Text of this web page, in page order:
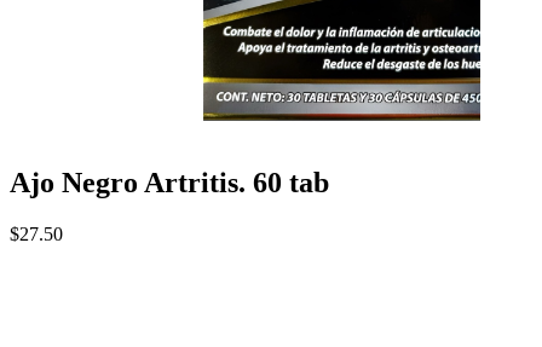
Ajo Negro Artritis. 60 tab
$27.50